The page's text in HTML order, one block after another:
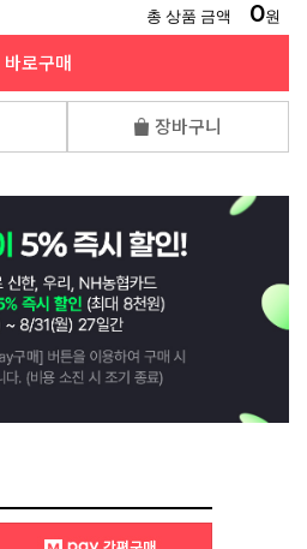
총 상품 금액 0원
바로구매
장바구니